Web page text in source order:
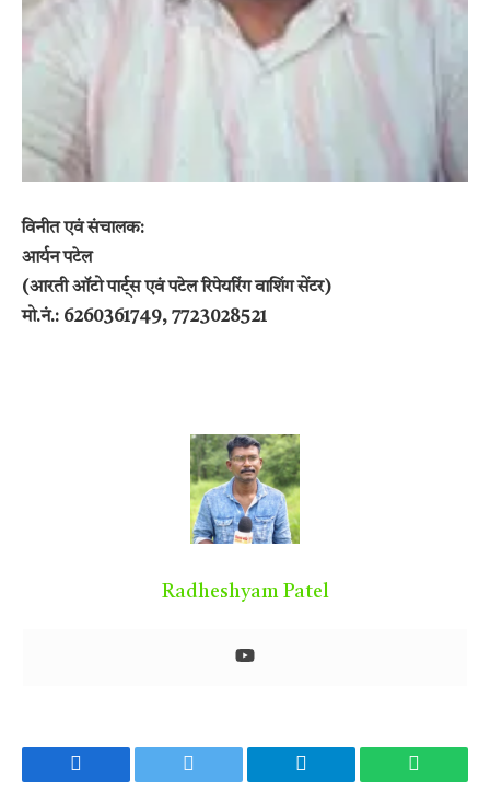
विनीत एवं संचालक:
आर्यन पटेल
(आरती ऑटो पार्ट्स एवं पटेल रिपेयरिंग वाशिंग सेंटर)
मो.नं.: 6260361749, 7723028521
Radheshyam Patel
Facebook Twitter Telegram